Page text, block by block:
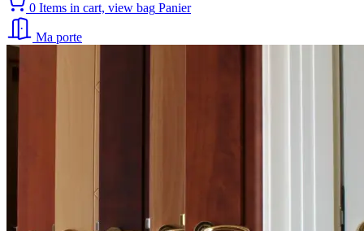
0 Items in cart, view bag Panier
Ma porte